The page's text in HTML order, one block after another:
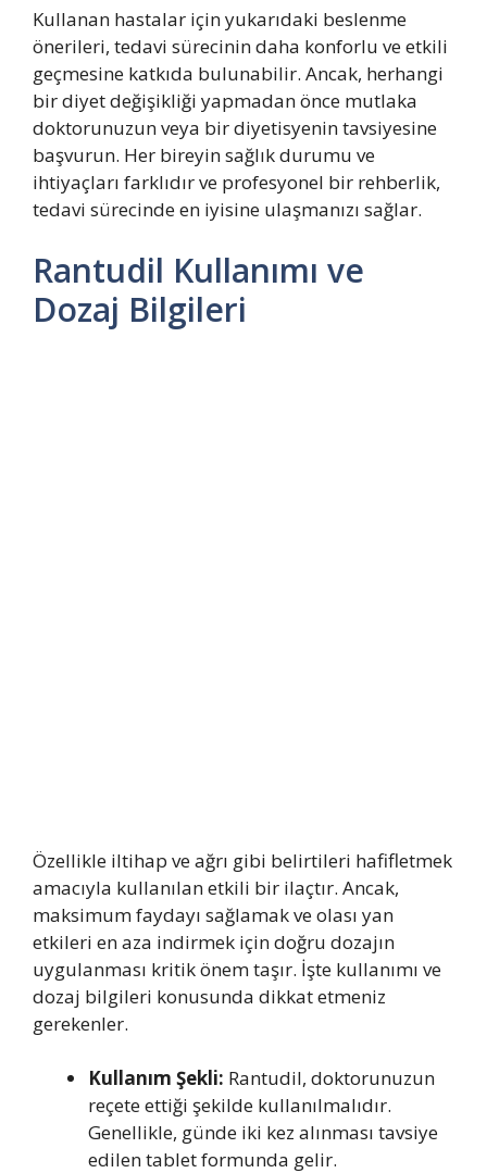
Kullanan hastalar için yukarıdaki beslenme
önerileri, tedavi sürecinin daha konforlu ve etkili
geçmesine katkıda bulunabilir. Ancak, herhangi
bir diyet değişikliği yapmadan önce mutlaka
doktorunuzun veya bir diyetisyenin tavsiyesine
başvurun. Her bireyin sağlık durumu ve
ihtiyaçları farklıdır ve profesyonel bir rehberlik,
tedavi sürecinde en iyisine ulaşmanızı sağlar.
Rantudil Kullanımı ve
Dozaj Bilgileri
Özellikle iltihap ve ağrı gibi belirtileri hafifletmek
amacıyla kullanılan etkili bir ilaçtır. Ancak,
maksimum faydayı sağlamak ve olası yan
etkileri en aza indirmek için doğru dozajın
uygulanması kritik önem taşır. İşte kullanımı ve
dozaj bilgileri konusunda dikkat etmeniz
gerekenler.
Kullanım Şekli: Rantudil, doktorunuzun
reçete ettiği şekilde kullanılmalıdır.
Genellikle, günde iki kez alınması tavsiye
edilen tablet formunda gelir.